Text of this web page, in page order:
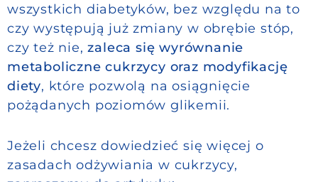
wszystkich diabetyków, bez względu na to
czy występują już zmiany w obrębie stóp,
czy też nie,zaleca się wyrównanie
metaboliczne cukrzycy oraz modyfikację
diety, które pozwolą na osiągnięcie
pożądanych poziomów glikemii.
Jeżeli chcesz dowiedzieć się więcej o
zasadach odżywiania w cukrzycy,